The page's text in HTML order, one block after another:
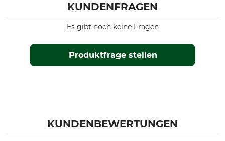
KUNDENFRAGEN
Produktfrage stellen
Es gibt noch keine Fragen
KUNDENBEWERTUNGEN